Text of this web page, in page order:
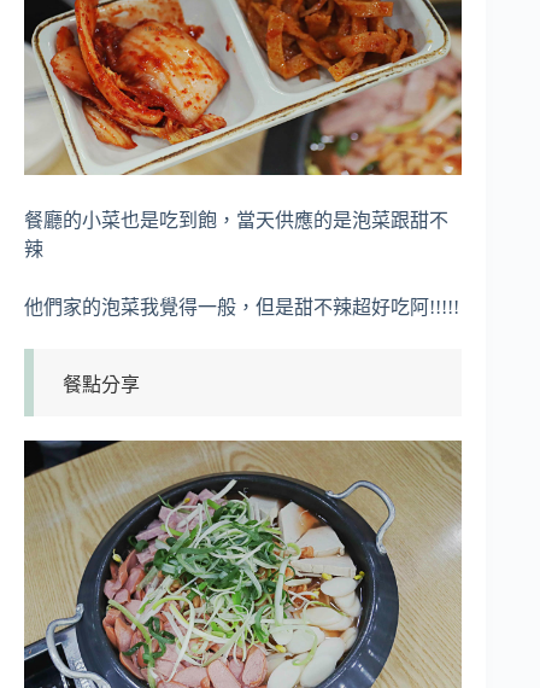
餐廳的小菜也是吃到飽，當天供應的是泡菜跟甜不
辣
他們家的泡菜我覺得一般，但是甜不辣超好吃阿!!!!!
餐點分享